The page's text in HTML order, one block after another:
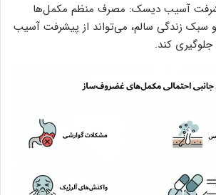
آسیب دیسک: مصرف منظم مکمل‌ها
سبک زندگی سالم، می‌تواند از پیشرفت آسیب
جلوگیری کند.